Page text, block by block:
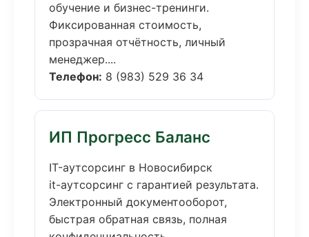
обучение и бизнес-тренинги.
Фиксированная стоимость,
прозрачная отчётность, личный
менеджер....
Телефон: 8 (983) 529 36 34
ИП Прогресс Баланс
IT-аутсорсинг в Новосибирск
it-аутсорсинг с гарантией результата.
Электронный документооборот,
быстрая обратная связь, полная